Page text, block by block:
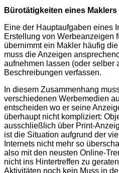
Bürotätigkeiten eines Maklers
Eine der Hauptaufgaben eines
Erstellung von Werbeanzeigen
übernimmt ein Makler häufig
muss die Anzeigen
aufnehmen lassen (oder selber
Beschreibungen verfassen.
In diesem Zusammenhang
verschiedenen Werbemedien
entscheiden wo er seine
überhaupt nicht kompliziert:
ausschließlich über Print-
ist die Situation aufgrund der
Internets nicht mehr so
also mit den neusten Online-
nicht ins Hintertreffen zu
Aktivitäten noch kein Muss in